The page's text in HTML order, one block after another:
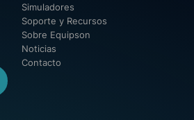
Simuladores
Soporte y Recursos
Sobre Equipson
Noticias
Contacto